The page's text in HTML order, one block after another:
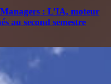
: L’IA, moteur
au second semestre